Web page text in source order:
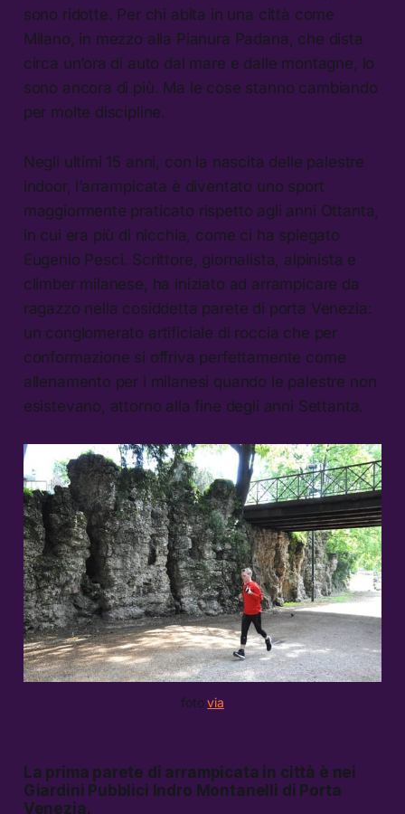
sono ridotte. Per chi abita in una città come
Milano, in mezzo alla Pianura Padana, che dista
circa un’ora di auto dal mare e dalle montagne, lo
sono ancora di più. Ma le cose stanno cambiando
per molte discipline.
Negli ultimi 15 anni, con la nascita delle palestre
indoor, l’arrampicata è diventato uno sport
maggiormente praticato rispetto agli anni Ottanta,
in cui era più di nicchia, come ci ha spiegato
Eugenio Pesci. Scrittore, giornalista, alpinista e
climber milanese, ha iniziato ad arrampicare da
ragazzo nella cosiddetta parete di porta Venezia:
un conglomerato artificiale di roccia che per
conformazione si offriva perfettamente come
allenamento per i milanesi quando le palestre non
esistevano, attorno alla fine degli anni Settanta.
fotovia
La prima parete di arrampicata in città è nei
Giardini Pubblici Indro Montanelli di Porta
Venezia.